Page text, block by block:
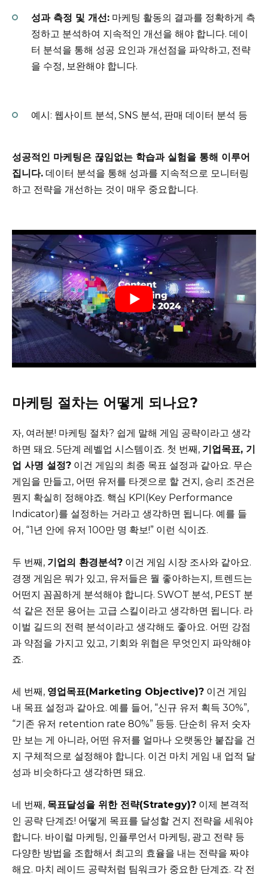
성과 측정 및 개선: 마케팅 활동의 결과를 정확하게 측
정하고 분석하여 지속적인 개선을 해야 합니다. 데이
터 분석을 통해 성공 요인과 개선점을 파악하고, 전략
을 수정, 보완해야 합니다.
예시: 웹사이트 분석, SNS 분석, 판매 데이터 분석 등
성공적인 마케팅은 끊임없는 학습과 실험을 통해 이루어
집니다. 데이터 분석을 통해 성과를 지속적으로 모니터링
하고 전략을 개선하는 것이 매우 중요합니다.
마케팅 절차는 어떻게 되나요?
자, 여러분! 마케팅 절차? 쉽게 말해 게임 공략이라고 생각
하면 돼요. 5단계 레벨업 시스템이죠. 첫 번째, 기업목표, 기
업 사명 설정? 이건 게임의 최종 목표 설정과 같아요. 무슨
게임을 만들고, 어떤 유저를 타겟으로 할 건지, 승리 조건은
뭔지 확실히 정해야죠. 핵심 KPI(Key Performance
Indicator)를 설정하는 거라고 생각하면 됩니다. 예를 들
어, “1년 안에 유저 100만 명 확보!” 이런 식이죠.
두 번째, 기업의 환경분석? 이건 게임 시장 조사와 같아요.
경쟁 게임은 뭐가 있고, 유저들은 뭘 좋아하는지, 트렌드는
어떤지 꼼꼼하게 분석해야 합니다. SWOT 분석, PEST 분
석 같은 전문 용어는 고급 스킬이라고 생각하면 됩니다. 라
이벌 길드의 전력 분석이라고 생각해도 좋아요. 어떤 강점
과 약점을 가지고 있고, 기회와 위협은 무엇인지 파악해야
죠.
세 번째, 영업목표(Marketing Objective)? 이건 게임
내 목표 설정과 같아요. 예를 들어, “신규 유저 획득 30%”,
“기존 유저 retention rate 80%” 등등. 단순히 유저 숫자
만 보는 게 아니라, 어떤 유저를 얼마나 오랫동안 붙잡을 건
지 구체적으로 설정해야 합니다. 이건 마치 게임 내 업적 달
성과 비슷하다고 생각하면 돼요.
네 번째, 목표달성을 위한 전략(Strategy)? 이제 본격적
인 공략 단계죠! 어떻게 목표를 달성할 건지 전략을 세워야
합니다. 바이럴 마케팅, 인플루언서 마케팅, 광고 전략 등
다양한 방법을 조합해서 최고의 효율을 내는 전략을 짜야
해요. 마치 레이드 공략처럼 팀워크가 중요한 단계죠. 각 전